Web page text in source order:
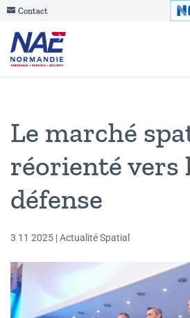
Contact
Le marché
réorienté vers
défense
3 11 2025 |Actualité Spatial